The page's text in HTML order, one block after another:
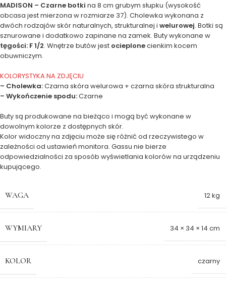
MADISON – Czarne botki na 8 cm grubym słupku (wysokość
obcasa jest mierzona w rozmiarze 37). Cholewka wykonana z
dwóch rodzajów skór naturalnych, strukturalnej i welurowej. Botki są
sznurowane i dodatkowo zapinane na zamek. Buty wykonane w
tęgości: F 1/2. Wnętrze butów jest ocieplonecienkim kocem
obuwniczym.
KOLORYSTYKA NA ZDJĘCIU
– Cholewka:Czarna skóra welurowa + czarna skóra strukturalna
– Wykończenie spodu:Czarne
Buty są produkowane na bieżąco i mogą być wykonane w
dowolnym kolorze z dostępnych skór.
Kolor widoczny na zdjęciu może się różnić od rzeczywistego w
zależności od ustawień monitora. Gassu nie bierze
odpowiedzialności za sposób wyświetlania kolorów na urządzeniu
kupującego.
WAGA 12 kg
WYMIARY 34 × 34 × 14 cm
KOLOR czarny